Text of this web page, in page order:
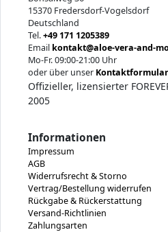
15370 Fredersdorf-Vogelsdorf
Deutschland
Tel.+49 171 1205389
Email kontakt@aloe-vera-and-
Mo-Fr. 09:00-21:00 Uhr
oder über unser Kontaktformular
Offizieller, lizensierter
2005
Informationen
Impressum
AGB
Widerrufsrecht & Storno
Vertrag/Bestellung widerrufen
Rückgabe & Rückerstattung
Versand-Richtlinien
Zahlungsarten